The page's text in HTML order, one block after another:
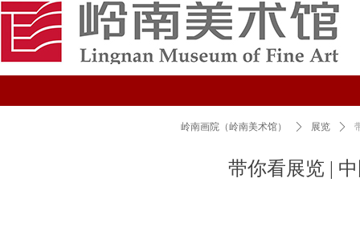
带你看展览 |
岭南画院（岭南美术馆） ꄲ 展览 ꄲ